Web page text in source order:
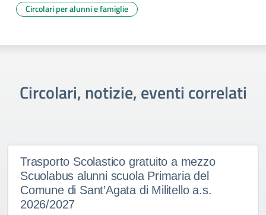
Circolari per alunni e famiglie
Circolari, notizie, eventi correlati
Trasporto Scolastico gratuito a mezzo
Scuolabus alunni scuola Primaria del
Comune di Sant’Agata di Militello a.s.
2026/2027